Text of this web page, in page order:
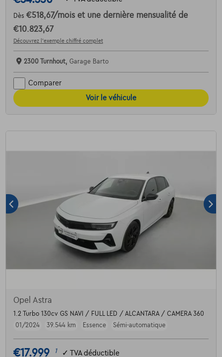
Dès €518,67/mois et une dernière mensualité de
€10.823,67
Découvrez l’exemple chiffré complet
2300 Turnhout, Garage Barto
Comparer
Voir le véhicule
Opel Astra
1.2 Turbo 130cv GS NAVI / FULL LED / ALCANTARA / CAMERA 360
01/2024
39.544 km Essence Sémi-automatique
€17.999 1 ✓ TVA déductible